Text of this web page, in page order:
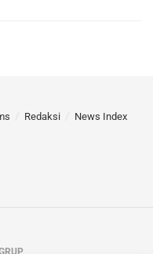
Redaksi News Index